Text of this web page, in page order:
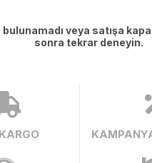
veya satışa
sonra tekrar deneyin.